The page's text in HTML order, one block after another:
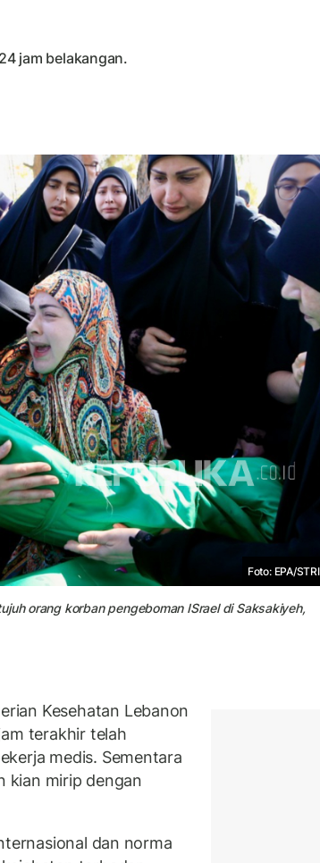
jam belakangan.
Foto: EPA/
orang korban pengeboman ISrael di Saksakiyeh,
Kesehatan Lebanon
terakhir telah
medis. Sementara
kian mirip dengan
dan norma